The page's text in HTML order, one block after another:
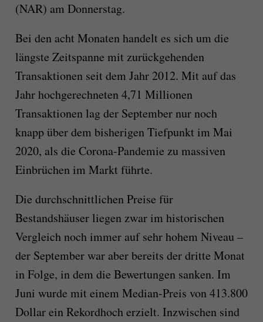
(NAR) am Donnerstag.
Bei den acht Monaten handelt es sich um die
längste Zeitspanne mit zurückgehenden
Transaktionen seit dem Jahr 2012. Mit auf das
Jahr hochgerechneten 4,71 Millionen
Transaktionen lag der September nur noch
knapp über dem bisherigen Tiefpunkt im Mai
2020, als die Corona-Pandemie zu massiven
Einbrüchen im Markt führte.
Die durchschnittlichen Preise für
Bestandshäuser liegen zwar im historischen
Vergleich noch immer auf sehr hohem Niveau –
der September war aber bereits der dritte Monat
in Folge, in dem die Bewertungen sanken. Im
Juni wurde mit einem Median-Preis von 413.800
Dollar ein Rekordhoch erzielt. Inzwischen sind